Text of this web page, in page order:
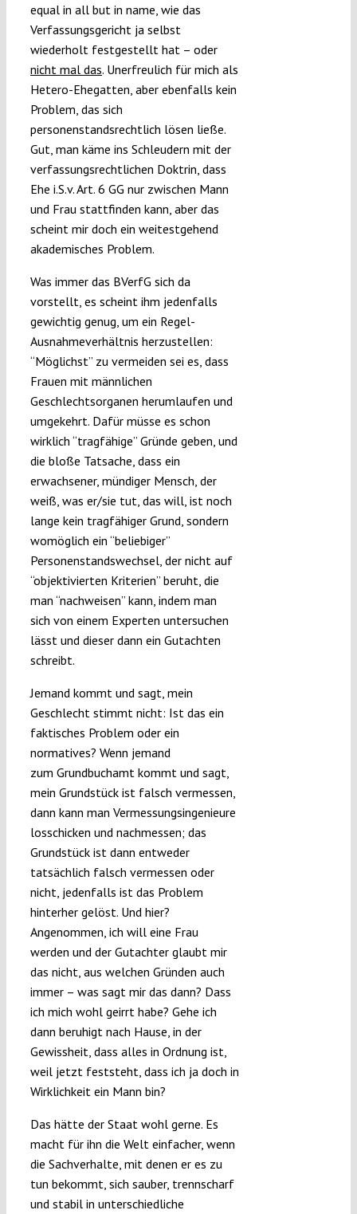
equal in all but in name, wie das
Verfassungsgericht ja selbst
wiederholt festgestellt hat – oder
nicht mal das. Unerfreulich für mich als
Hetero-Ehegatten, aber ebenfalls kein
Problem, das sich
personenstandsrechtlich lösen ließe.
Gut, man käme ins Schleudern mit der
verfassungsrechtlichen Doktrin, dass
Ehe i.S.v. Art. 6 GG nur zwischen Mann
und Frau stattfinden kann, aber das
scheint mir doch ein weitestgehend
akademisches Problem.
Was immer das BVerfG sich da
vorstellt, es scheint ihm jedenfalls
gewichtig genug, um ein Regel-
Ausnahmeverhältnis herzustellen:
“Möglichst” zu vermeiden sei es, dass
Frauen mit männlichen
Geschlechtsorganen herumlaufen und
umgekehrt. Dafür müsse es schon
wirklich “tragfähige” Gründe geben, und
die bloße Tatsache, dass ein
erwachsener, mündiger Mensch, der
weiß, was er/sie tut, das will, ist noch
lange kein tragfähiger Grund, sondern
womöglich ein “beliebiger”
Personenstandswechsel, der nicht auf
“objektivierten Kriterien” beruht, die
man “nachweisen” kann, indem man
sich von einem Experten untersuchen
lässt und dieser dann ein Gutachten
schreibt.
Jemand kommt und sagt, mein
Geschlecht stimmt nicht: Ist das ein
faktisches Problem oder ein
normatives? Wenn jemand
zum Grundbuchamt kommt und sagt,
mein Grundstück ist falsch vermessen,
dann kann man Vermessungsingenieure
losschicken und nachmessen; das
Grundstück ist dann entweder
tatsächlich falsch vermessen oder
nicht, jedenfalls ist das Problem
hinterher gelöst. Und hier?
Angenommen, ich will eine Frau
werden und der Gutachter glaubt mir
das nicht, aus welchen Gründen auch
immer – was sagt mir das dann? Dass
ich mich wohl geirrt habe? Gehe ich
dann beruhigt nach Hause, in der
Gewissheit, dass alles in Ordnung ist,
weil jetzt feststeht, dass ich ja doch in
Wirklichkeit ein Mann bin?
Das hätte der Staat wohl gerne. Es
macht für ihn die Welt einfacher, wenn
die Sachverhalte, mit denen er es zu
tun bekommt, sich sauber, trennscharf
und stabil in unterschiedliche